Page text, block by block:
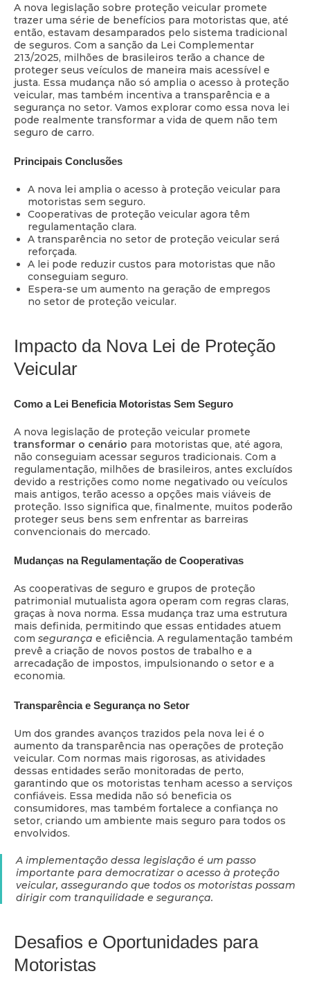
11 minutos de leitura
A nova legislação sobre proteção veicular promete
trazer uma série de benefícios para motoristas que, até
então, estavam desamparados pelo sistema tradicional
de seguros. Com a sanção da Lei Complementar
213/2025, milhões de brasileiros terão a chance de
proteger seus veículos de maneira mais acessível e
justa. Essa mudança não só amplia o acesso à proteção
veicular, mas também incentiva a transparência e a
segurança no setor. Vamos explorar como essa nova lei
pode realmente transformar a vida de quem não tem
seguro de carro.
Principais Conclusões
A nova lei amplia o acesso à proteção veicular para
motoristas sem seguro.
Cooperativas de proteção veicular agora têm
regulamentação clara.
A transparência no setor de proteção veicular será
reforçada.
A lei pode reduzir custos para motoristas que não
conseguiam seguro.
Espera-se um aumento na geração de empregos
no setor de proteção veicular.
Impacto da Nova Lei de Proteção
Veicular
Como a Lei Beneficia Motoristas Sem Seguro
A nova legislação de proteção veicular promete
transformar o cenário para motoristas que, até agora,
não conseguiam acessar seguros tradicionais. Com a
regulamentação, milhões de brasileiros, antes excluídos
devido a restrições como nome negativado ou veículos
mais antigos, terão acesso a opções mais viáveis de
proteção. Isso significa que, finalmente, muitos poderão
proteger seus bens sem enfrentar as barreiras
convencionais do mercado.
Mudanças na Regulamentação de Cooperativas
As cooperativas de seguro e grupos de proteção
patrimonial mutualista agora operam com regras claras,
graças à nova norma. Essa mudança traz uma estrutura
mais definida, permitindo que essas entidades atuem
com segurança e eficiência. A regulamentação também
prevê a criação de novos postos de trabalho e a
arrecadação de impostos, impulsionando o setor e a
economia.
Transparência e Segurança no Setor
Um dos grandes avanços trazidos pela nova lei é o
aumento da transparência nas operações de proteção
veicular. Com normas mais rigorosas, as atividades
dessas entidades serão monitoradas de perto,
garantindo que os motoristas tenham acesso a serviços
confiáveis. Essa medida não só beneficia os
consumidores, mas também fortalece a confiança no
setor, criando um ambiente mais seguro para todos os
envolvidos.
A implementação dessa legislação é um passo
importante para democratizar o acesso à proteção
veicular, assegurando que todos os motoristas possam
dirigir com tranquilidade e segurança.
Desafios e Oportunidades para
Motoristas